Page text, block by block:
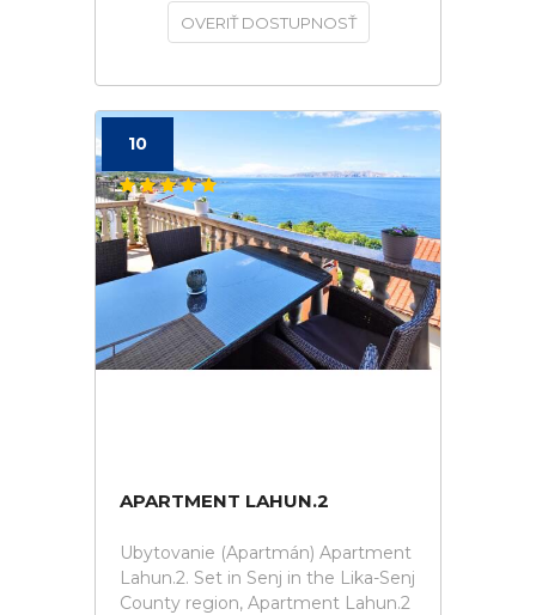
OVERIŤ DOSTUPNOSŤ
10
APARTMENT LAHUN.2
Ubytovanie (Apartmán) Apartment
Lahun.2. Set in Senj in the Lika-Senj
County region, Apartment Lahun.2